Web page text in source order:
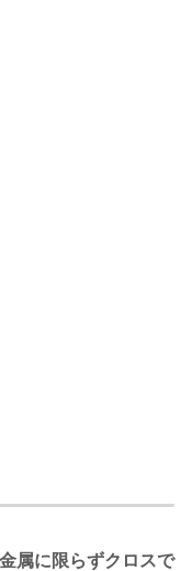
属に限らずクロスで